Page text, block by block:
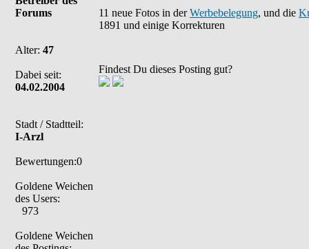
Forums
Alter: 47
Dabei seit:
04.02.2004
Stadt / Stadtteil:
I-Arzl
Bewertungen:0
Goldene Weichen
des Users:
973
Goldene Weichen
11 neue Fotos in derWerbebelegung, und die
1891 und einige Korrekturen
Findest Du dieses Posting gut?